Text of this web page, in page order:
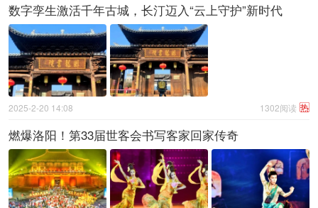
数字孪生激活千年古城，长汀迈入“云上守护”新时代​
热
1302阅读
2025-2-20 14:08
燃爆洛阳！第33届世客会书写客家回家传奇